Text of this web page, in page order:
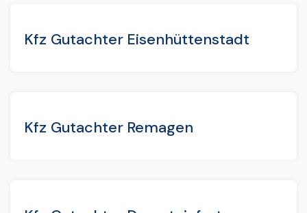
Kfz Gutachter Eisenhüttenstadt
Kfz Gutachter Remagen